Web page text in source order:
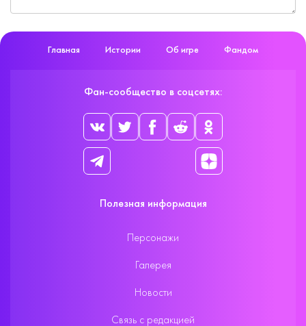
Главная Истории Об игре Фандом
Фан-сообщество в соцсетях:
Полезная информация
Персонажи
Галерея
Новости
Связь с редакцией